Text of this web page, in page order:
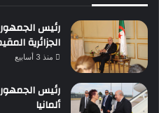
رئيس
الجزائرية
منذ 3 أسابيع
رئيس
ألمانيا